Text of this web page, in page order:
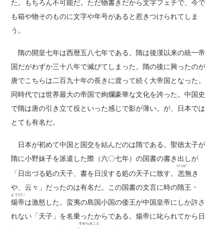
た。もちろん不可能だ。ただ物書きだから文字フェチで、今で
も箱や物そのものに文字や年号があると惹きつけられてしま
う。
隋の開皇七年は西暦五八七年である。隋は後漢以来の統一帝
国だがわずか三十八年で滅びてしまった。隋の後に興ったのが
唐でこちらは二百九十年の長きに渡って続く大帝国となった。
同時代では世界最大の帝国で絢爛豪華な文化を誇った。中国史
で隋は唐の引き立て役といった感じで影が薄い。が、日本では
とても有名だ。
日本が初めて中国と国交を結んだのは隋である。聖徳太子が
隋に小野妹子を派遣した際（六〇七年）の国書の書き出しが
「日出づる処の天子、書を日没する処の天子に致す。 恙
つつが
無き
や、云々」だったのは有名だ。この国書の文言に時の隋王・
煬帝
ようだい
は激怒した。蛮夷の島国小国の倭王が中国皇帝にしか許さ
れない「天子」を名乗ったからである。煬帝に叱られてから日
すめらみこと